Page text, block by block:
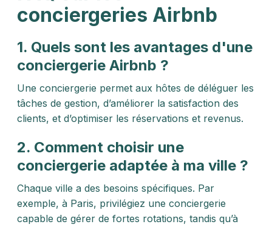
conciergeries Airbnb
1. Quels sont les avantages d'une
conciergerie Airbnb ?
Une conciergerie permet aux hôtes de déléguer les
tâches de gestion, d’améliorer la satisfaction des
clients, et d’optimiser les réservations et revenus.
2. Comment choisir une
conciergerie adaptée à ma ville ?
Chaque ville a des besoins spécifiques. Par
exemple, à Paris, privilégiez une conciergerie
capable de gérer de fortes rotations, tandis qu’à